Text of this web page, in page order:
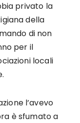
privato la
della
di non
per il
locali
l’avevo
è sfumato a